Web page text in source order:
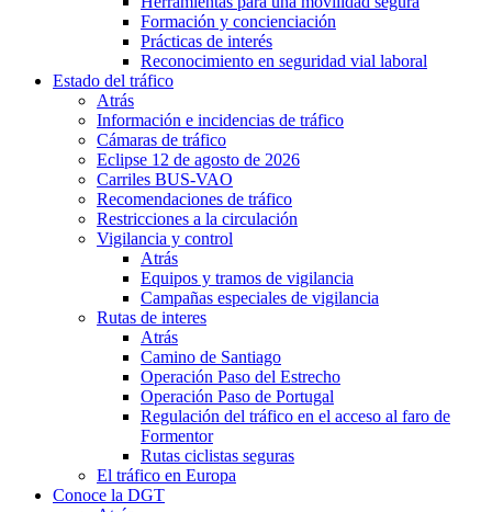
Formación y concienciación
Prácticas de interés
Reconocimiento en seguridad vial laboral
Estado del tráfico
Atrás
Información e incidencias de tráfico
Cámaras de tráfico
Eclipse 12 de agosto de 2026
Carriles BUS-VAO
Recomendaciones de tráfico
Restricciones a la circulación
Vigilancia y control
Atrás
Equipos y tramos de vigilancia
Campañas especiales de vigilancia
Rutas de interes
Atrás
Camino de Santiago
Operación Paso del Estrecho
Operación Paso de Portugal
Regulación del tráfico en el acceso al faro de
Formentor
Rutas ciclistas seguras
El tráfico en Europa
Conoce la DGT